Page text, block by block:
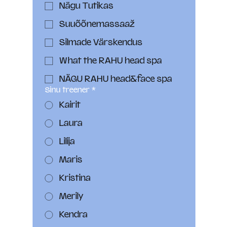
Nägu Tutikas
Suuõõnemassaaž
Silmade Värskendus
What the RAHU head spa
NÄGU RAHU head&face spa
Sinu treener *
Kairit
Laura
Lilija
Maris
Kristina
Merily
Kendra